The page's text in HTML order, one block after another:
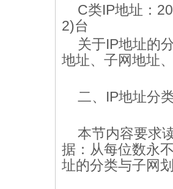
C类IP地址：
2)台
关于IP地址的
地址、子网地址
二、IP地址分
本节内容要求
据：从每位数永
址的分类与子网